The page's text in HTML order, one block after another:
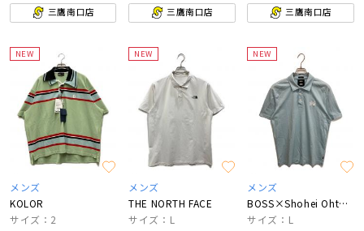
三鷹南口店
三鷹南口店
三鷹南口店
NEW
メンズ
KOLOR
サイズ：2
NEW
メンズ
THE NORTH FACE
サイズ：L
NEW
メンズ
BOSS×Shohei Ohtani
サイズ：L